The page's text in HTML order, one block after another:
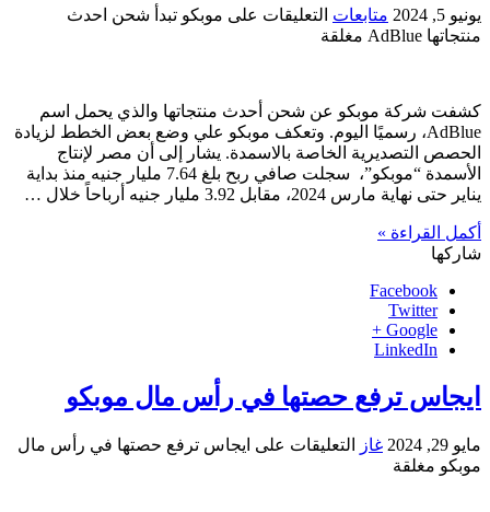
يونيو 5, 2024 متابعات التعليقات على موبكو تبدأ شحن احدث
منتجاتها AdBlue مغلقة
كشفت شركة موبكو عن شحن أحدث منتجاتها والذي يحمل اسم
AdBlue، رسميًا اليوم. وتعكف موبكو علي وضع بعض الخطط لزيادة
الحصص التصديرية الخاصة بالاسمدة. يشار إلى أن مصر لإنتاج
الأسمدة “موبكو”، سجلت صافي ربح بلغ 7.64 مليار جنيه منذ بداية
يناير حتى نهاية مارس 2024، مقابل 3.92 مليار جنيه أرباحاً خلال …
أكمل القراءة »
شاركها
Facebook
Twitter
Google +
LinkedIn
ايجاس ترفع حصتها في رأس مال موبكو
مايو 29, 2024 غاز التعليقات على ايجاس ترفع حصتها في رأس مال
موبكو مغلقة